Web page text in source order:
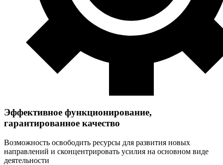
Эффективное функционирование,
гарантированное качество
Возможность освободить ресурсы для развития новых
направлений и сконцентрировать усилия на основном виде
деятельности